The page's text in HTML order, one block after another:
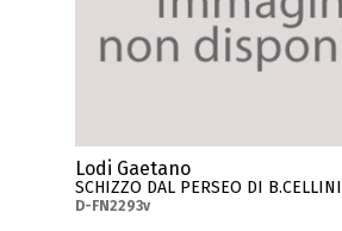
Lodi Gaetano
SCHIZZO DAL PERSEO DI B.CELLINI
D-FN2293v